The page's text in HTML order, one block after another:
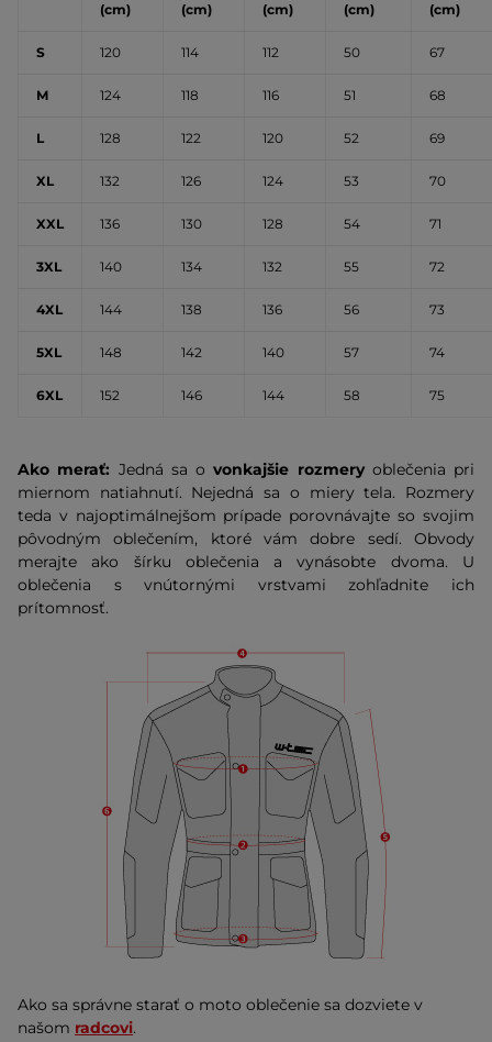
(cm)
(cm)
(cm)
(cm)
(cm)
S 120 114 112 50 67
M 124 118 116 51 68
L 128 122 120 52 69
XL 132 126 124 53 70
XXL 136 130 128 54 71
3XL 140 134 132 55 72
4XL 144 138 136 56 73
5XL 148 142 140 57 74
6XL 152 146 144 58 75
Ako merať: Jedná sa ovonkajšie rozmeryoblečenia pri
miernom natiahnutí. Nejedná sa o miery tela. Rozmery
teda v najoptimálnejšom prípade porovnávajte so svojim
pôvodným oblečením, ktoré vám dobre sedí. Obvody
merajte ako šírku oblečenia a vynásobte dvoma. U
oblečenia s vnútornými vrstvami zohľadnite ich
prítomnosť.
Ako sa správne starať o moto oblečenie sa dozviete v
našom radcovi.